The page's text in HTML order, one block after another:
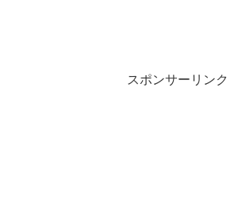
スポンサーリンク